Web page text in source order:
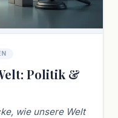
Politik &
wie unsere Welt